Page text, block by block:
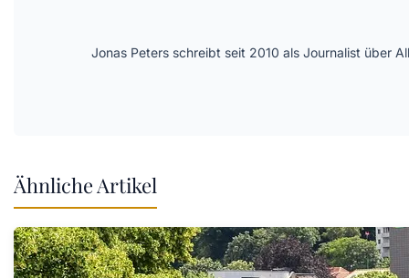
Jonas Peters schreibt seit 2010 als Journalist über
Ähnliche Artikel